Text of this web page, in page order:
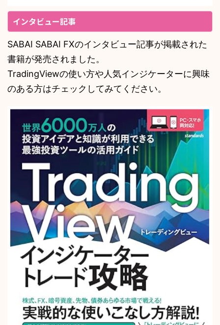
インタビュー記事
SABAI SABAI FXのインタビュー記事が掲載された
書籍が発売されました。
TradingViewの使い方や人気インジケーターに興味
のある方はチェックしてみてください。